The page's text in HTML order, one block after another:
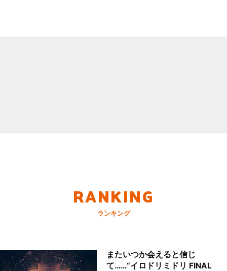
RANKING
ランキング
またいつか会えると信じ
て……“イロドリミドリ FINAL